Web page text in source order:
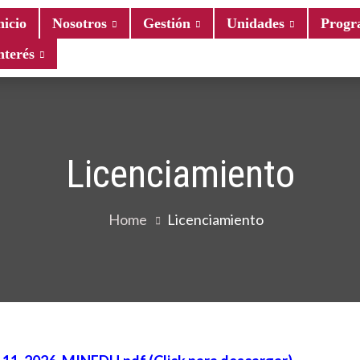
YUNGUYO
Nosotros Gestión Unidades
Licenciamiento
Home Licenciamiento